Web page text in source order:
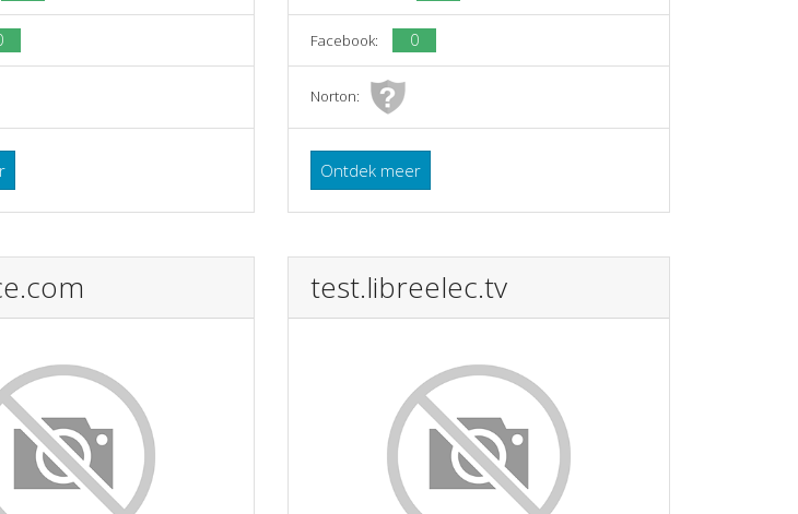
Facebook: 0
Norton:
Ontdek meer
test.libreelec.tv